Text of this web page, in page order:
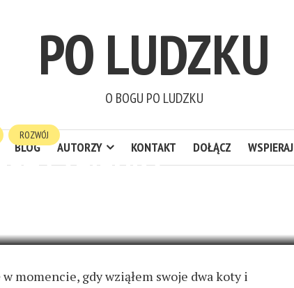
PO LUDZKU
O BOGU PO LUDZKU
BLOG AUTORZY KONTAKT DOŁĄCZ WSPIERAJ
ROZWÓJ
ŁAZIENKĄ
momencie, gdy wziąłem swoje dwa koty i